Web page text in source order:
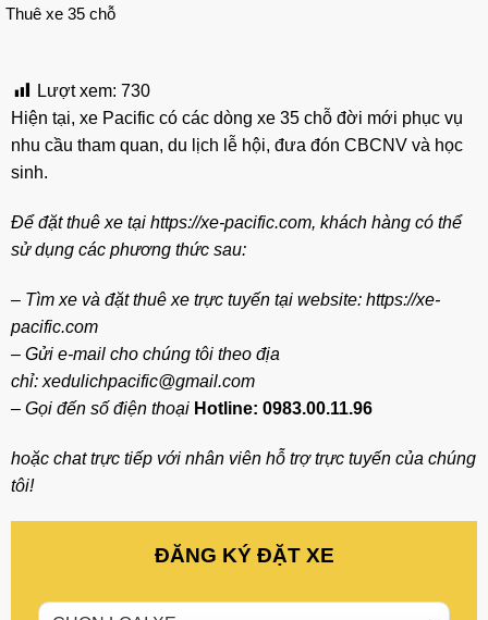
Thuê xe 35 chỗ
Lượt xem: 730
Hiện tại, xe Pacific có các dòng xe 35 chỗ đời mới phục vụ
nhu cầu tham quan, du lịch lễ hội, đưa đón CBCNV và học
sinh.
Để đặt thuê xe tại https://xe-pacific.com, khách hàng có thể
sử dụng các phương thức sau:
– Tìm xe và đặt thuê xe trực tuyến tại website: https://xe-
pacific.com
– Gửi e-mail cho chúng tôi theo địa
chỉ: xedulichpacific@gmail.com
– Gọi đến số điện thoại Hotline: 0983.00.11.96
hoặc chat trực tiếp với nhân viên hỗ trợ trực tuyến của chúng
tôi!
ĐĂNG KÝ ĐẶT XE